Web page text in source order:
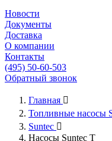
Новости
Документы
Доставка
О компании
Контакты
(495) 50-60-503
Обратный звонок
Главная 
Топливные насосы
Suntec 
Насосы Suntec T